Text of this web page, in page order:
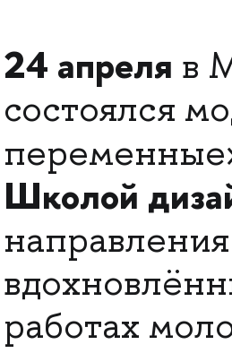
24 апреля в
состоялся
Школой
направления
работах